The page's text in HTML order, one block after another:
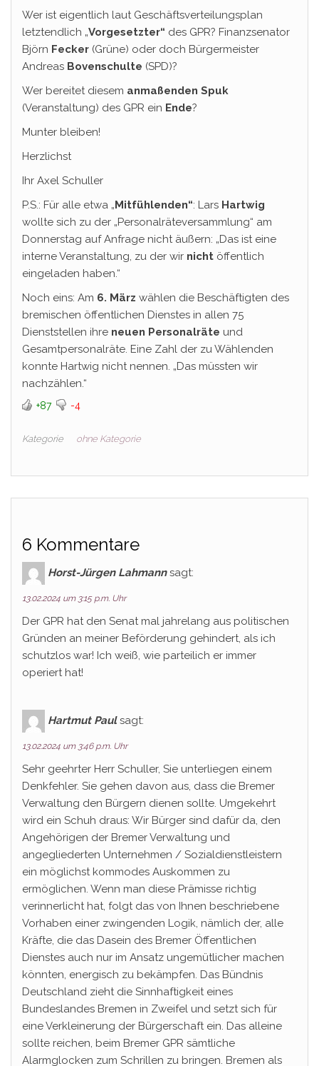
Wer ist eigentlich laut Geschäftsverteilungsplan
letztendlich „Vorgesetzter“ des GPR? Finanzsenator
Björn Fecker (Grüne) oder doch Bürgermeister
Andreas Bovenschulte (SPD)?
Wer bereitet diesem anmaßenden Spuk
(Veranstaltung) des GPR ein Ende?
Munter bleiben!
Herzlichst
Ihr Axel Schuller
P.S.: Für alle etwa „Mitfühlenden“: Lars Hartwig
wollte sich zu der „Personalräteversammlung“ am
Donnerstag auf Anfrage nicht äußern: „Das ist eine
interne Veranstaltung, zu der wir nicht öffentlich
eingeladen haben.“
Noch eins: Am 6. März wählen die Beschäftigten des
bremischen öffentlichen Dienstes in allen 75
Dienststellen ihre neuen Personalräte und
Gesamtpersonalräte. Eine Zahl der zu Wählenden
konnte Hartwig nicht nennen. „Das müssten wir
nachzählen.“
+87 -4
Kategorie ohne Kategorie
6 Kommentare
Horst-Jürgen Lahmann sagt:
13.02.2024 um 3:15 p.m. Uhr
Der GPR hat den Senat mal jahrelang aus politischen
Gründen an meiner Beförderung gehindert, als ich
schutzlos war! Ich weiß, wie parteilich er immer
operiert hat!
Hartmut Paul sagt:
13.02.2024 um 3:46 p.m. Uhr
Sehr geehrter Herr Schuller, Sie unterliegen einem
Denkfehler. Sie gehen davon aus, dass die Bremer
Verwaltung den Bürgern dienen sollte. Umgekehrt
wird ein Schuh draus: Wir Bürger sind dafür da, den
Angehörigen der Bremer Verwaltung und
angegliederten Unternehmen / Sozialdienstleistern
ein möglichst kommodes Auskommen zu
ermöglichen. Wenn man diese Prämisse richtig
verinnerlicht hat, folgt das von Ihnen beschriebene
Vorhaben einer zwingenden Logik, nämlich der, alle
Kräfte, die das Dasein des Bremer Öffentlichen
Dienstes auch nur im Ansatz ungemütlicher machen
könnten, energisch zu bekämpfen. Das Bündnis
Deutschland zieht die Sinnhaftigkeit eines
Bundeslandes Bremen in Zweifel und setzt sich für
eine Verkleinerung der Bürgerschaft ein. Das alleine
sollte reichen, beim Bremer GPR sämtliche
Alarmglocken zum Schrillen zu bringen. Bremen als